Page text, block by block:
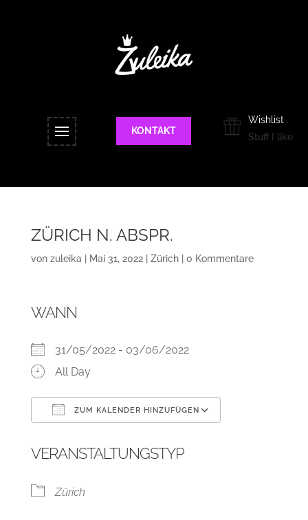
KONTAKT
Wishlist
Stuff I like
ZÜRICH N. ABSPR.
von zuleika Mai 31, 2022| Zürich| 0 Kommentare
WANN
31/05/2022 - 03/06/2022
All Day
ZUM KALENDER HINZUFÜGEN
VERANSTALTUNGSTYP
Zürich